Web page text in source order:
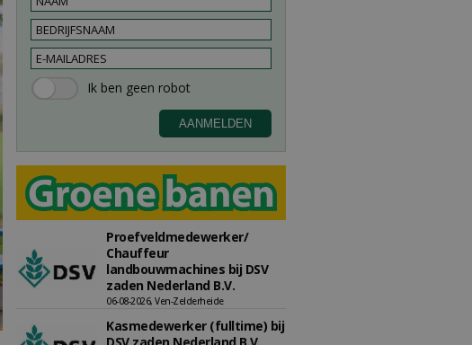
Proefveldmedewerker/
Chauffeur
landbouwmachines bij DSV
zaden Nederland B.V.
06-08-2026, Ven-Zelderheide
Kasmedewerker (fulltime) bij